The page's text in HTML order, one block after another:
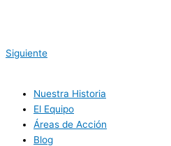
Siguiente
Nuestra Historia
El Equipo
Áreas de Acción
Blog